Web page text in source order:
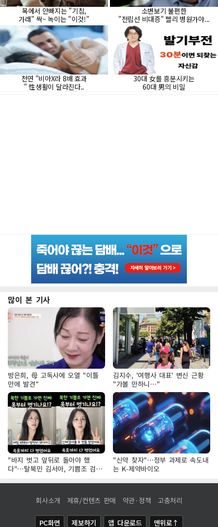
많이 본 기사
방은희, 母 고독사에 오열 "이틀
만에 발견"
김지수, '여행사 대표' 변신 근황
"가볼 만하니…"
"바지 벗고 앞뒤로 돌아야 했
다"…탈북민 김서아, 기쁨조 검사
수치심 회상
"신약 찾자"…정부 과제로 속도내
는 K-제약바이오
회사소개 제휴/컨텐츠 판매 약관·정책 고충처리
PC화면 제보하기 앱 다운로드 맨위로↑